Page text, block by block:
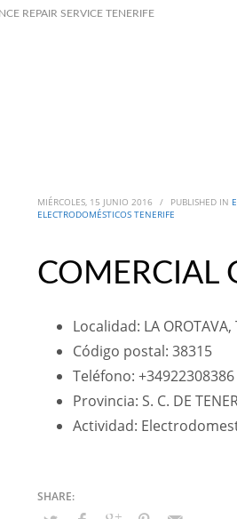
REPAIR SERVICE TENERIFE
MIÉRCOLES, 15 JUNIO 2016 / PUBLISHED IN
ELECTRODOMÉSTICOS TENERIFE
COMERCIAL
Localidad: LA OROTAVA,
Código postal: 38315
Teléfono: +34922308386
Provincia: S. C. DE
Actividad: